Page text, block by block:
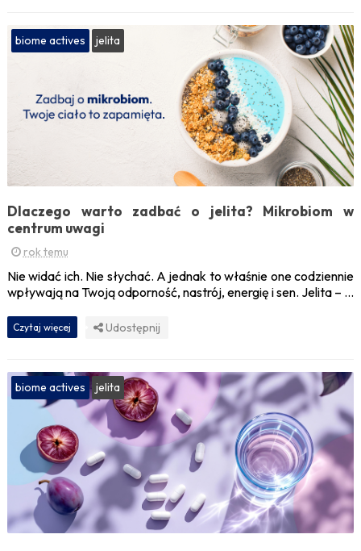
biome actives jelita
Dlaczego warto zadbać o jelita? Mikrobiom w
centrum uwagi
rok temu
Nie widać ich. Nie słychać. A jednak to właśnie one codziennie
wpływają na Twoją odporność, nastrój, energię i sen. Jelita – ...
Czytaj więcej Udostępnij
biome actives jelita